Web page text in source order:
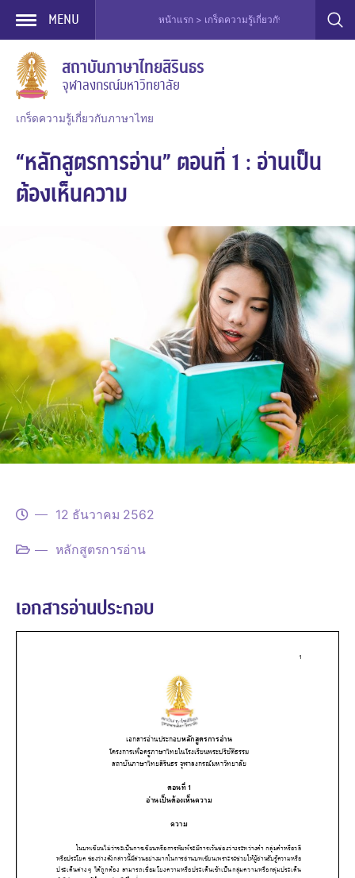
Skip
content
MENU หน้าแรก > เกร็ดความรู้เกี่ยวกับภาษาไทย > หลัก
สถาบันภาษาไทยสิรินธร
จุฬาลงกรณ์มหาวิทยาลัย
เกร็ดความรู้เกี่ยวกับภาษาไทย
“หลักสูตรการอ่าน” ตอนที่ 1 : อ่านเป็น
ต้องเห็นความ
12 ธันวาคม 2562
หลักสูตรการอ่าน
เอกสารอ่านประกอบ